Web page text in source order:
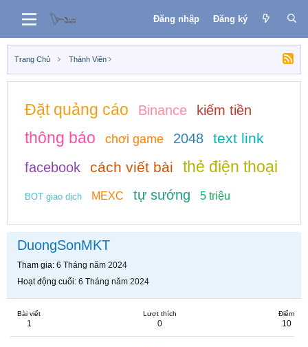
Đăng nhập Đăng ký
Trang Chủ Thành Viên
Đặt quảng cáo Binance kiếm tiền
thông báo chơi game 2048 text link
facebook cách viết bài thẻ điện thoại
BOT giao dịch MEXC tự sướng 5 triệu
DuongSonMKT
Tham gia 6 Tháng năm 2024
Hoạt động cuối 6 Tháng năm 2024
Bài viết
1
Lượt thích
0
Điểm
10